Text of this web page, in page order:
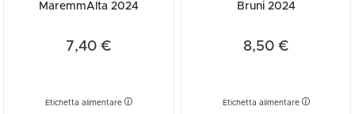
MaremmAlta 2024
7,40 €
Etichetta alimentare
Bruni 2024
8,50 €
Etichetta alimentare